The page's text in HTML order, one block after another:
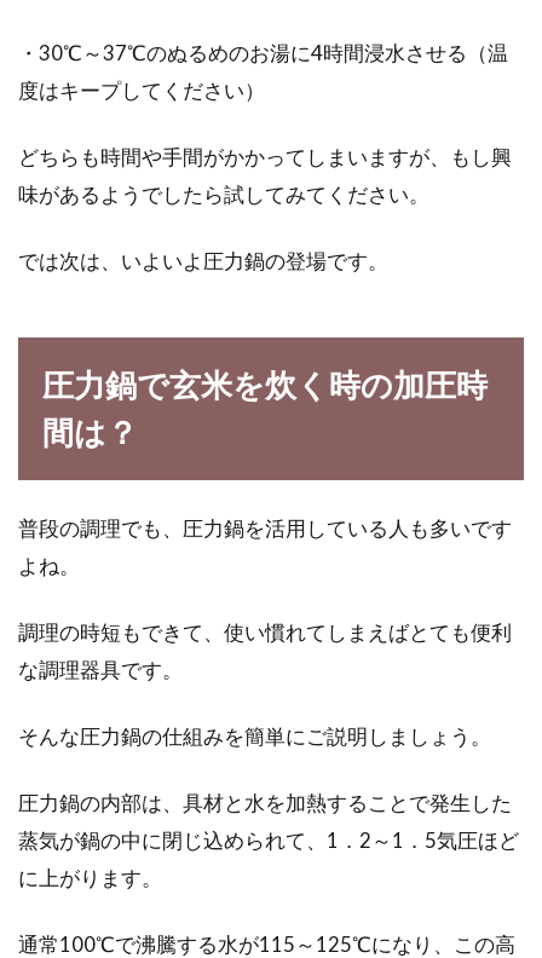
浸水なしで玄米が炊けるびっくり炊
きを失敗しない方法とは？
玄米をおいしくいただくには、炊く前に長時間
水に浸けておくことが必要です。しかし、そん
な面倒な準...
悪いなどの理...
味期限が半年以上になる
ていれば...
・30℃～37℃のぬるめのお湯に4時間浸水させる（温
度はキープしてください）
どちらも時間や手間がかかってしまいますが、もし興
味があるようでしたら試してみてください。
では次は、いよいよ圧力鍋の登場です。
圧力鍋で玄米を炊く時の加圧時
間は？
普段の調理でも、圧力鍋を活用している人も多いです
よね。
調理の時短もできて、使い慣れてしまえばとても便利
な調理器具です。
そんな圧力鍋の仕組みを簡単にご説明しましょう。
圧力鍋の内部は、具材と水を加熱することで発生した
蒸気が鍋の中に閉じ込められて、1．2～1．5気圧ほど
に上がります。
通常100℃で沸騰する水が115～125℃になり、この高